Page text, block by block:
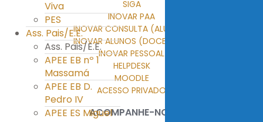
Viva
PES
Ass. Pais/E.E.
Ass. Pais/E.E.
APEE EB nº 1
Massamá
APEE EB D.
Pedro IV
APEE ES Miguel
SIGA
INOVAR PAA
INOVAR CONSULTA (ALUNOS)
INOVAR ALUNOS (DOCENTES)
INOVAR PESSOAL
HELPDESK
MOODLE
ACESSO PRIVADO
ACOMPANHE-NOS